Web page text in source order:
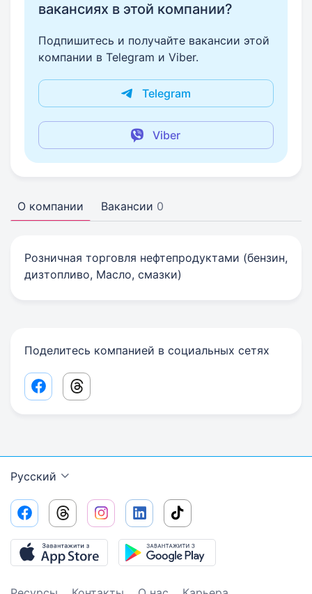
вакансиях в этой компании?
Подпишитесь и получайте вакансии этой
компании в Telegram и Viber.
Telegram
Viber
О компании Вакансии 0
Розничная торговля нефтепродуктами (бензин,
дизтопливо, Масло, смазки)
Поделитесь компанией в социальных сетях
Facebook share link
Threads share link
Русский